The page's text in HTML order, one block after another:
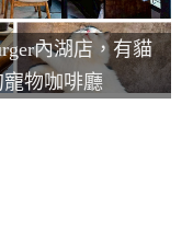
內湖店，有貓
物咖啡廳